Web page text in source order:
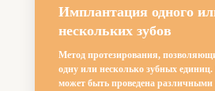
Имплантация одного
нескольких зубов
Метод протезирования,
одну или несколько зубных
может быть проведена различными